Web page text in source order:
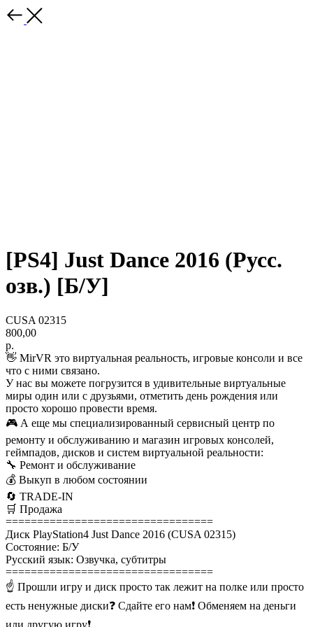
[PS4] Just Dance 2016 (Русс.
озв.) [Б/У]
CUSA 02315
800,00
р.
👋 MirVR это виртуальная реальность, игровые консоли и все
что с ними связано.
У нас вы можете погрузится в удивительные виртуальные
миры один или с друзьями, отметить день рождения или
просто хорошо провести время.
🎮 А еще мы специализированный сервисный центр по
ремонту и обслуживанию и магазин игровых консолей,
геймпадов, дисков и систем виртуальной реальности:
🔧 Ремонт и обслуживание
💰 Выкуп в любом состоянии
🔄 TRADE-IN
🛒 Продажа
=================================
Диск PlayStation4 Just Dance 2016 (CUSA 02315)
Состояние: Б/У
Русский язык: Озвучка, субтитры
=================================
☝ Прошли игру и диск просто так лежит на полке или просто
есть ненужные диски❓ Сдайте его нам❗ Обменяем на деньги
или другую игру❗